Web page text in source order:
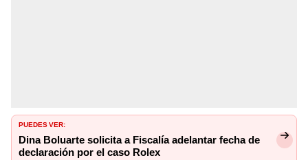
PUEDES VER:
Dina Boluarte solicita a Fiscalía adelantar fecha de
declaración por el caso Rolex